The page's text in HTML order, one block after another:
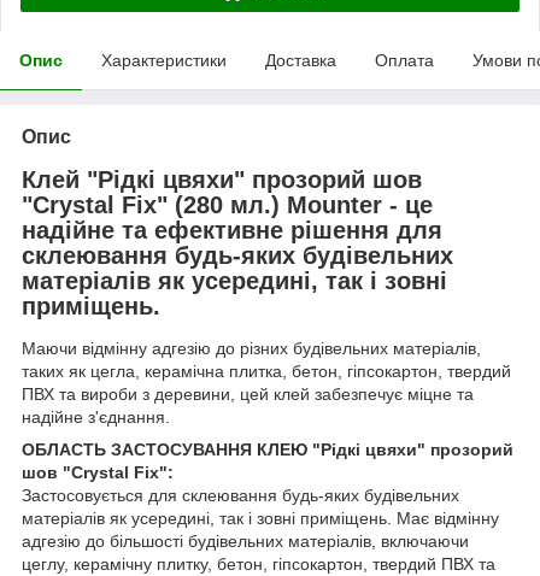
Опис Характеристики Доставка Оплата Умови
Опис
Клей "Рідкі цвяхи" прозорий шов
"Crystal Fix" (280 мл.) Mounter - це
надійне та ефективне рішення для
склеювання будь-яких будівельних
матеріалів як усередині, так і зовні
приміщень.
Маючи відмінну адгезію до різних будівельних матеріалів,
таких як цегла, керамічна плитка, бетон, гіпсокартон, твердий
ПВХ та вироби з деревини, цей клей забезпечує міцне та
надійне з'єднання.
ОБЛАСТЬ ЗАСТОСУВАННЯ КЛЕЮ "Рідкі цвяхи" прозорий
шов "Crystal Fix":
Застосовується для склеювання будь-яких будівельних
матеріалів як усередині, так і зовні приміщень. Має відмінну
адгезію до більшості будівельних матеріалів, включаючи
цеглу, керамічну плитку, бетон, гіпсокартон, твердий ПВХ та